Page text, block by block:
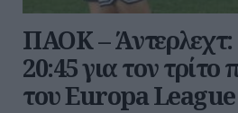
ΠΑΟΚ – Άντερλεχτ:
20:45 για τον τρίτο
του Europa League